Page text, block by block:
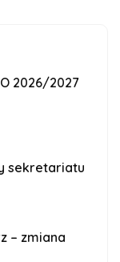
2026/2027
sekretariatu
– zmiana